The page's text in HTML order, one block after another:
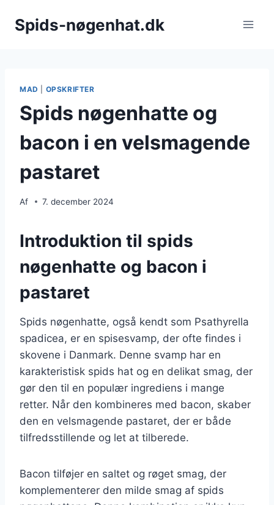
Spids-nøgenhat.dk
MAD OPSKRIFTER
Spids nøgenhatte og
bacon i en velsmagende
pastaret
Af 7. december 2024
Introduktion til spids
nøgenhatte og bacon i
pastaret
Spids nøgenhatte, også kendt som Psathyrella
spadicea, er en spisesvamp, der ofte findes i
skovene i Danmark. Denne svamp har en
karakteristisk spids hat og en delikat smag, der
gør den til en populær ingrediens i mange
retter. Når den kombineres med bacon, skaber
den en velsmagende pastaret, der er både
tilfredsstillende og let at tilberede.
Bacon tilføjer en saltet og røget smag, der
komplementerer den milde smag af spids